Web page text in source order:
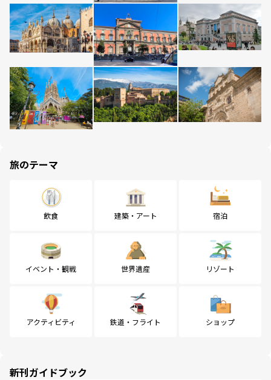
旅のテーマ
飲食 建築・アート 宿泊
イベント・観戦 世界遺産 リゾート
アクティビティ 鉄道・フライト ショップ
新刊ガイドブック